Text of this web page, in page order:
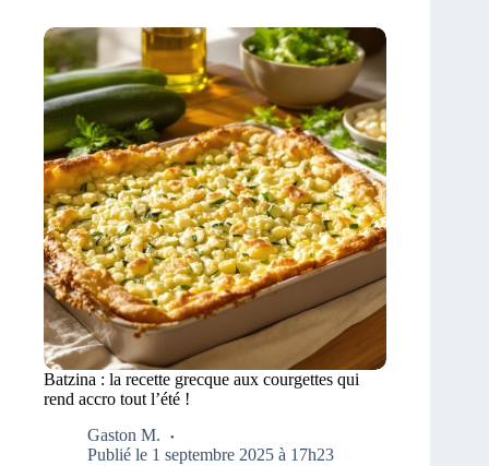
Batzina : la recette grecque aux courgettes qui
rend accro tout l’été !
Gaston M.
Publié le 1 septembre 2025 à 17h23